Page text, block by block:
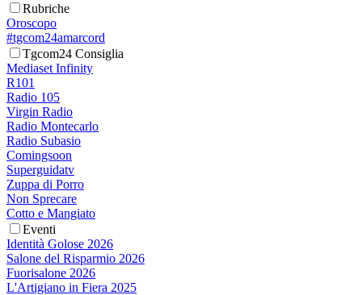
Rubriche
Oroscopo
#tgcom24amarcord
Tgcom24 Consiglia
Mediaset Infinity
R101
Radio 105
Virgin Radio
Radio Montecarlo
Radio Subasio
Comingsoon
Superguidatv
Zuppa di Porro
Non Sprecare
Cotto e Mangiato
Eventi
Identità Golose 2026
Salone del Risparmio 2026
Fuorisalone 2026
L'Artigiano in Fiera 2025